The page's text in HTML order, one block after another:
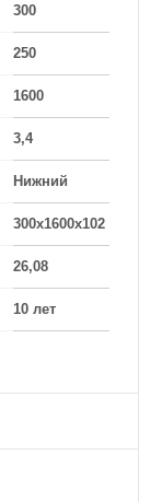
300
250
1600
3,4
Нижний
300х1600х102
26,08
10 лет